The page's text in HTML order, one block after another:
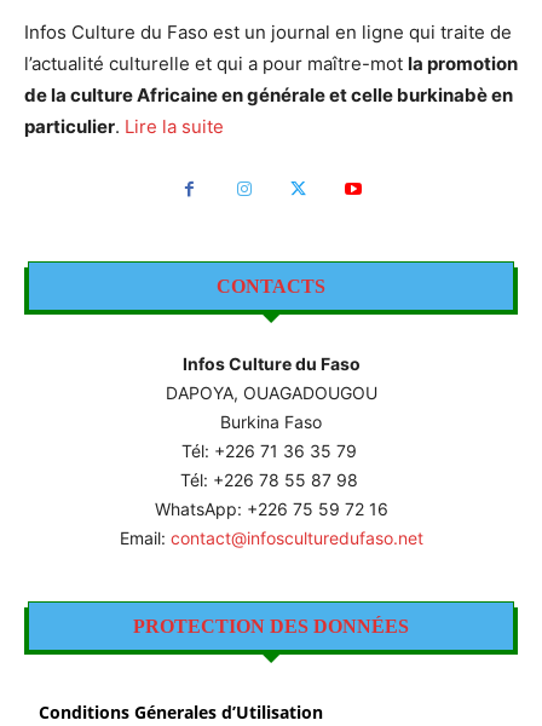
Infos Culture du Faso est un journal en ligne qui traite de
l’actualité culturelle et qui a pour maître-mot la promotion
de la culture Africaine en générale et celle burkinabè en
particulier. Lire la suite
CONTACTS
Infos Culture du Faso
DAPOYA, OUAGADOUGOU
Burkina Faso
Tél: +226 71 36 35 79
Tél: +226 78 55 87 98
WhatsApp: +226 75 59 72 16
Email: contact@infosculturedufaso.net
PROTECTION DES DONNÉES
Conditions Génerales d’Utilisation